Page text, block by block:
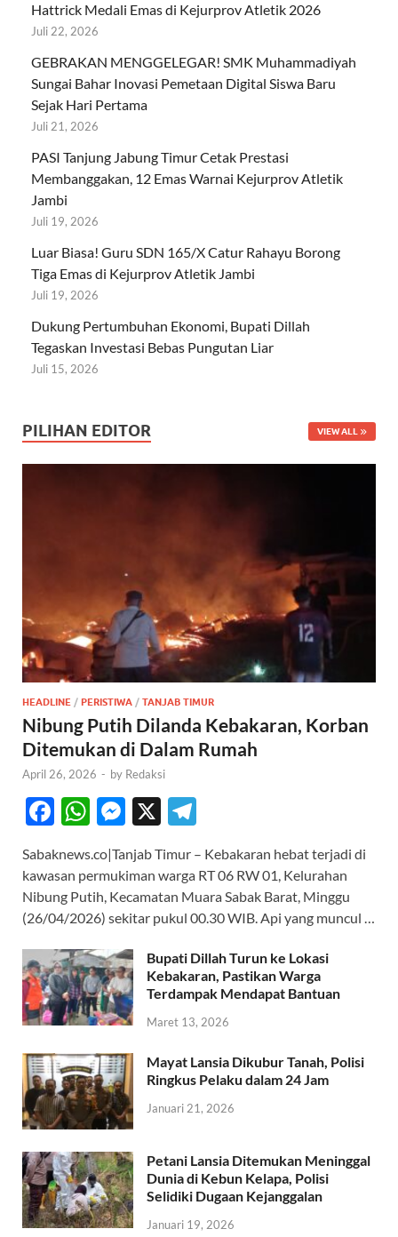
Hattrick Medali Emas di Kejurprov Atletik 2026
Juli 22, 2026
GEBRAKAN MENGGELEGAR! SMK Muhammadiyah
Sungai Bahar Inovasi Pemetaan Digital Siswa Baru
Sejak Hari Pertama
Juli 21, 2026
PASI Tanjung Jabung Timur Cetak Prestasi
Membanggakan, 12 Emas Warnai Kejurprov Atletik
Jambi
Juli 19, 2026
Luar Biasa! Guru SDN 165/X Catur Rahayu Borong
Tiga Emas di Kejurprov Atletik Jambi
Juli 19, 2026
Dukung Pertumbuhan Ekonomi, Bupati Dillah
Tegaskan Investasi Bebas Pungutan Liar
Juli 15, 2026
PILIHAN EDITOR VIEW ALL
HEADLINE / PERISTIWA / TANJAB TIMUR
Nibung Putih Dilanda Kebakaran, Korban
Ditemukan di Dalam Rumah
April 26, 2026 - by Redaksi
F
e
b
o
o
k
W
at
s
A
p
p
M
se
n
g
er
X
e
gr
a
m
Sabaknews.co|Tanjab Timur – Kebakaran hebat terjadi di
kawasan permukiman warga RT 06 RW 01, Kelurahan
Nibung Putih, Kecamatan Muara Sabak Barat, Minggu
(26/04/2026) sekitar pukul 00.30 WIB. Api yang muncul …
Bupati Dillah Turun ke Lokasi
Kebakaran, Pastikan Warga
Terdampak Mendapat Bantuan
Maret 13, 2026
Mayat Lansia Dikubur Tanah, Polisi
Ringkus Pelaku dalam 24 Jam
Januari 21, 2026
Petani Lansia Ditemukan Meninggal
Dunia di Kebun Kelapa, Polisi
Selidiki Dugaan Kejanggalan
Januari 19, 2026